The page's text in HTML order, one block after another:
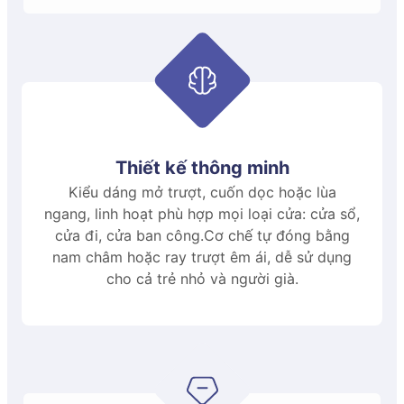
Máy ép nhựa 125 tấn Hwa chin, nhập khẩu từ Đài
lưới chống muỗi xếp –
Nhỏ nhất
200
350
Thông số lưới
Thông tin Chi tiết
Kích thước ô lưới 20×20mm
1,27×1,27mm
Cửa lưới chống muỗi xếp – BASIC của Quang Minh
được cấu tạo từ các thành phần chọn lọc, sản xuất
Thiết kế thông minh
Kiểu dáng mở trượt, cuốn dọc hoặc lùa
ngang, linh hoạt phù hợp mọi loại cửa: cửa sổ,
cửa đi, cửa ban công.Cơ chế tự đóng bằng
nam châm hoặc ray trượt êm ái, dễ sử dụng
cho cả trẻ nhỏ và người già.